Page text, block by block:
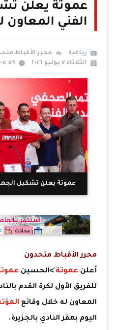
عموتة يعلن
الفني المعاون
رياضة
محرر الأقباط
الثلاثاء ٧ يوليو ٢٠٢٦
٤٩: ٠٥ م +02:00 CEST
عموتة يعلن تشكيل
محرر الأقباط متحدون
أعلن عموتة'>الحسين
للفريق الأول لكرة القدم
المعاون له خلال وقائع
اليوم بمقر النادي بالجزيرة.